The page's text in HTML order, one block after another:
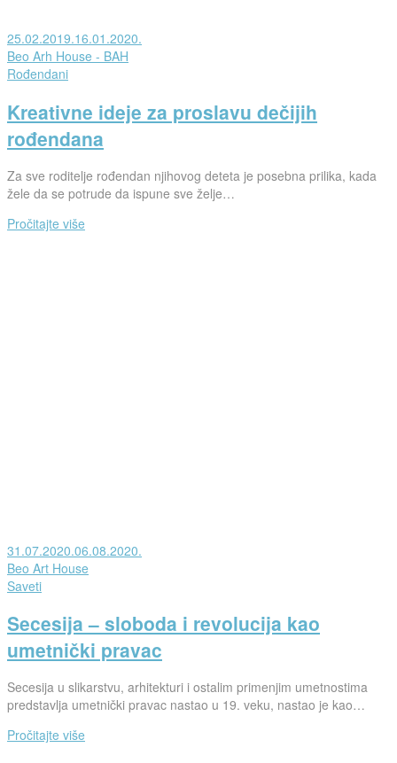
Posted
on
25.02.2019.16.01.2020.
od
strane
Beo Arh House - BAH
Posted
Rođendani
Kreativne ideje za proslavu dečijih
rođendana
Za sve roditelje rođendan njihovog deteta je posebna prilika, kada
žele da se potrude da ispune sve želje…
Pročitajte više
Posted
on
31.07.2020.06.08.2020.
od
strane
Beo Art House
Posted
Saveti
Secesija – sloboda i revolucija kao
umetnički pravac
Secesija u slikarstvu, arhitekturi i ostalim primenjim umetnostima
predstavlja umetnički pravac nastao u 19. veku, nastao je kao…
Pročitajte više